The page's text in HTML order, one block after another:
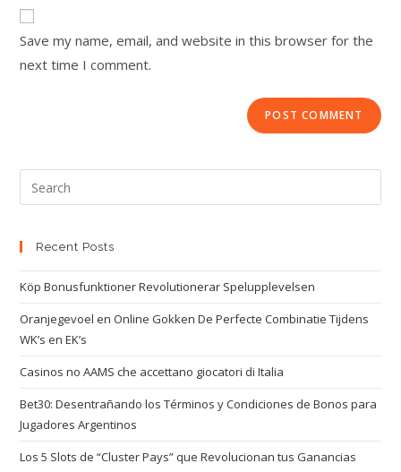
Save my name, email, and website in this browser for the
next time I comment.
Recent Posts
Köp Bonusfunktioner Revolutionerar Spelupplevelsen
Oranjegevoel en Online Gokken De Perfecte Combinatie Tijdens
WK’s en EK’s
Casinos no AAMS che accettano giocatori di Italia
Bet30: Desentrañando los Términos y Condiciones de Bonos para
Jugadores Argentinos
Los 5 Slots de “Cluster Pays” que Revolucionan tus Ganancias